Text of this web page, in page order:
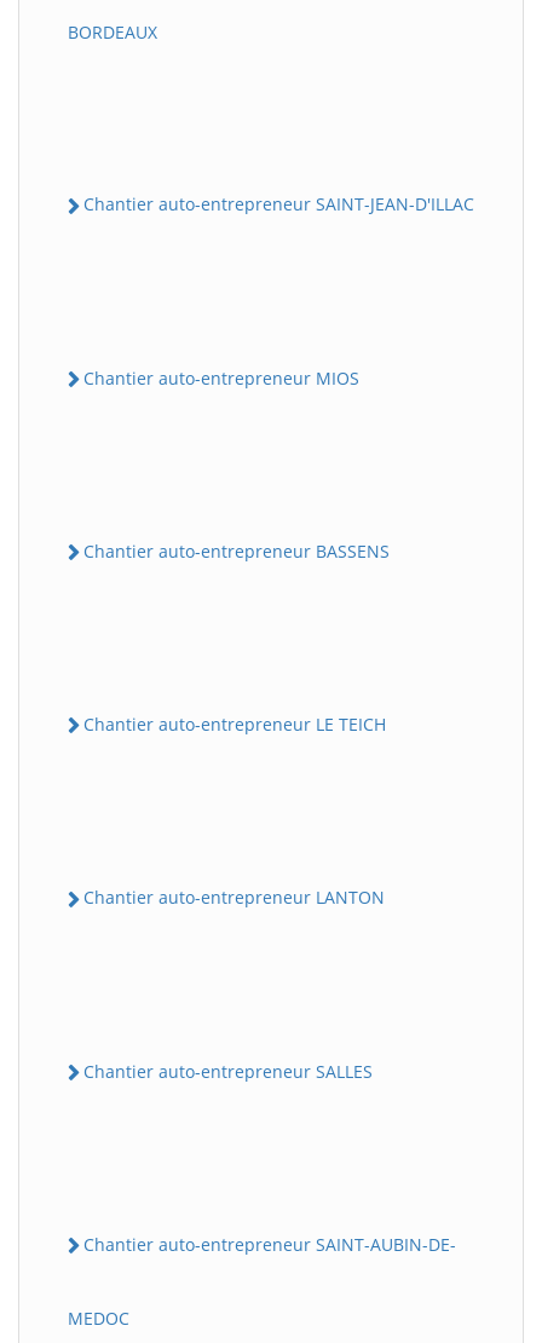
BORDEAUX
Chantier auto-entrepreneur SAINT-JEAN-D'ILLAC
Chantier auto-entrepreneur MIOS
Chantier auto-entrepreneur BASSENS
Chantier auto-entrepreneur LE TEICH
Chantier auto-entrepreneur LANTON
Chantier auto-entrepreneur SALLES
Chantier auto-entrepreneur SAINT-AUBIN-DE-
MEDOC